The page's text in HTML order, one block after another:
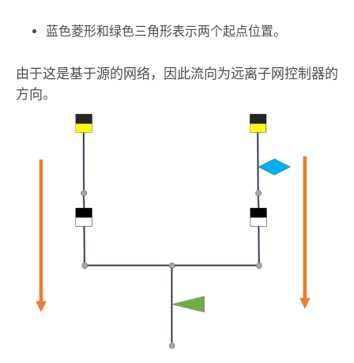
蓝色菱形和绿色三角形表示两个起点位置。
由于这是基于源的网络，因此流向为远离子网控制器的
方向。